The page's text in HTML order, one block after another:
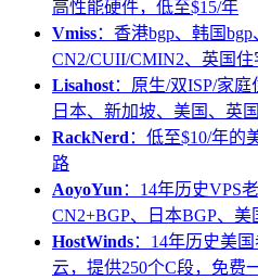
高性能硬件，低至$15/年
Vmiss：香港bgp、韩国
CN2/CUII/CMIN2、英国
Lisahost：原生/双ISP/家庭
日本、新加坡、美国、英国
RackNerd：低至$10/年的
路
AoyoYun：14年历史VPS
CN2+BGP、日本BGP、
HostWinds：14年历史美
云，提供250个C段，免费